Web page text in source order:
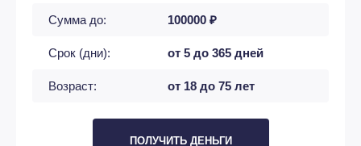
Сумма до: 100000 ₽
Срок (дни): от 5 до 365 дней
Возраст: от 18 до 75 лет
ПОЛУЧИТЬ ДЕНЬГИ